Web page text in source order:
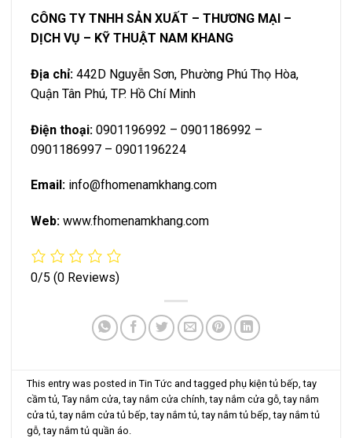
CÔNG TY TNHH SẢN XUẤT – THƯƠNG MẠI –
DỊCH VỤ – KỸ THUẬT NAM KHANG
Địa chỉ: 442D Nguyễn Sơn, Phường Phú Thọ Hòa,
Quận Tân Phú, TP. Hồ Chí Minh
Điện thoại: 0901196992 – 0901186992 –
0901186997 – 0901196224
Email: info@fhomenamkhang.com
Web: www.fhomenamkhang.com
0/5 (0 Reviews)
This entry was posted inTin Tức and taggedphụ kiện tủ bếp ,tay
cầm tủ ,Tay nắm cửa ,tay nắm cửa chính ,tay nắm cửa gỗ ,tay nắm
cửa tủ ,tay nắm cửa tủ bếp ,tay nắm tủ ,tay nắm tủ bếp ,tay nắm tủ
gỗ ,tay nắm tủ quần áo